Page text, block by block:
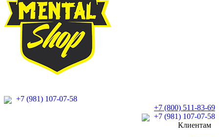
+7 (981) 107-07-58
+7 (800) 511-83-69
+7 (981) 107-07-58
Клиентам